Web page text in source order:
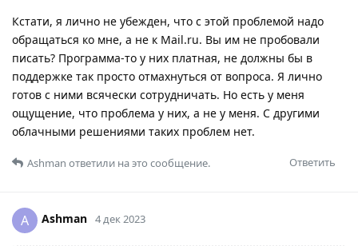
Кстати, я лично не убежден, что с этой проблемой надо
обращаться ко мне, а не к Mail.ru. Вы им не пробовали
писать? Программа-то у них платная, не должны бы в
поддержке так просто отмахнуться от вопроса. Я лично
готов с ними всячески сотрудничать. Но есть у меня
ощущение, что проблема у них, а не у меня. С другими
облачными решениями таких проблем нет.
Ответить
Ashman ответили на это сообщение.
A Ashman 4 дек 2023